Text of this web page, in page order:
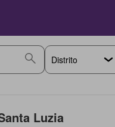
Luzia